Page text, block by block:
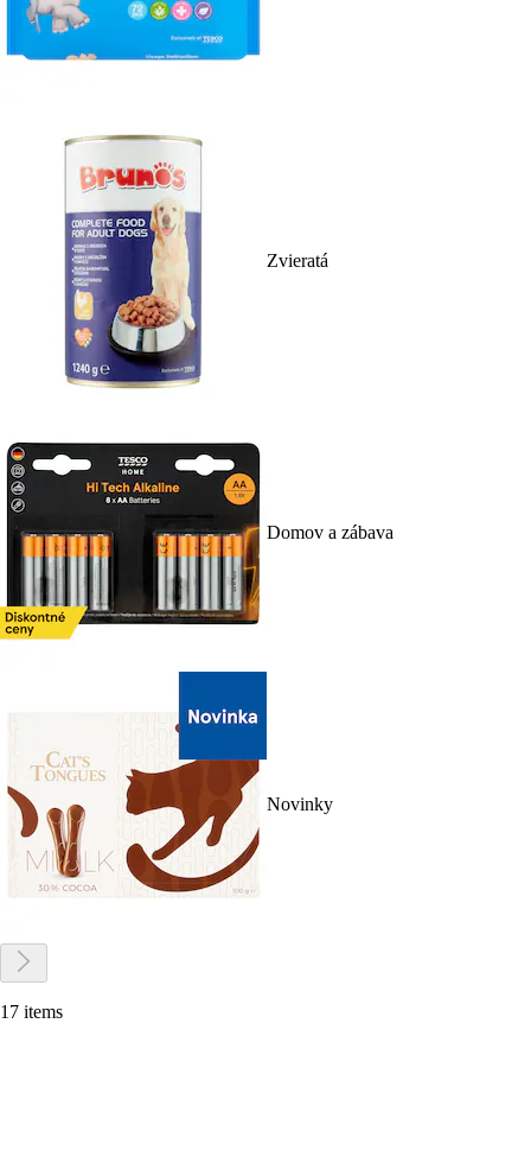
Zvieratá
Domov a zábava
Novinky
17 items